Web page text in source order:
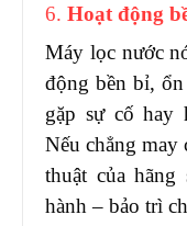
6. Hoạt động
Máy lọc nước
động bền bỉ,
gặp sự cố hay
Nếu chẳng
thuật của
hành – bảo trì